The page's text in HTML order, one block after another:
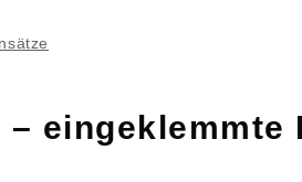
– eingeklemmte